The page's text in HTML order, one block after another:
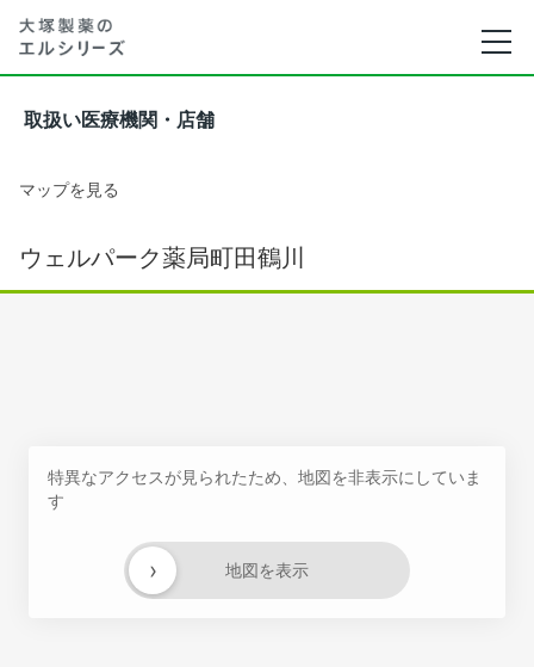
取扱い医療機関・店舗
マップを見る
ウェルパーク薬局町田鶴川
特異なアクセスが見られたため、地図を非表示にしていま
す
地図を表示
›